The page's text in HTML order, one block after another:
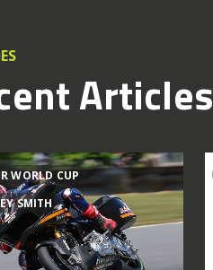
Articles
WORLD CUP
SMITH